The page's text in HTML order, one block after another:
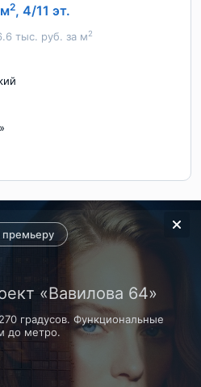
2, 4/11 эт.
тыс. руб. за м2
очередь.
центра Москвы
покупки.
премьеру
«Вавилова 64»
градусов. Функциональные
до метро.
бизнес класса
от Кремля. МЦК и метро Зил.